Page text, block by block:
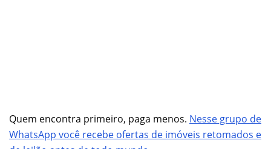
Quem encontra primeiro, paga menos. Nesse grupo de
WhatsApp você recebe ofertas de imóveis retomados e